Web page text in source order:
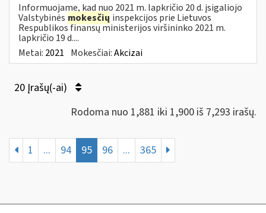
Informuojame, kad nuo 2021 m. lapkričio 20 d. įsigaliojo
Valstybinės mokesčių inspekcijos prie Lietuvos
Respublikos finansų ministerijos viršininko 2021 m.
lapkričio 19 d....
Metai: 2021 Mokesčiai:Akcizai
20 Įrašų(-ai)
Rodoma nuo 1,881 iki 1,900 iš 7,293 irašų.
1 ... 94 95 96 ... 365